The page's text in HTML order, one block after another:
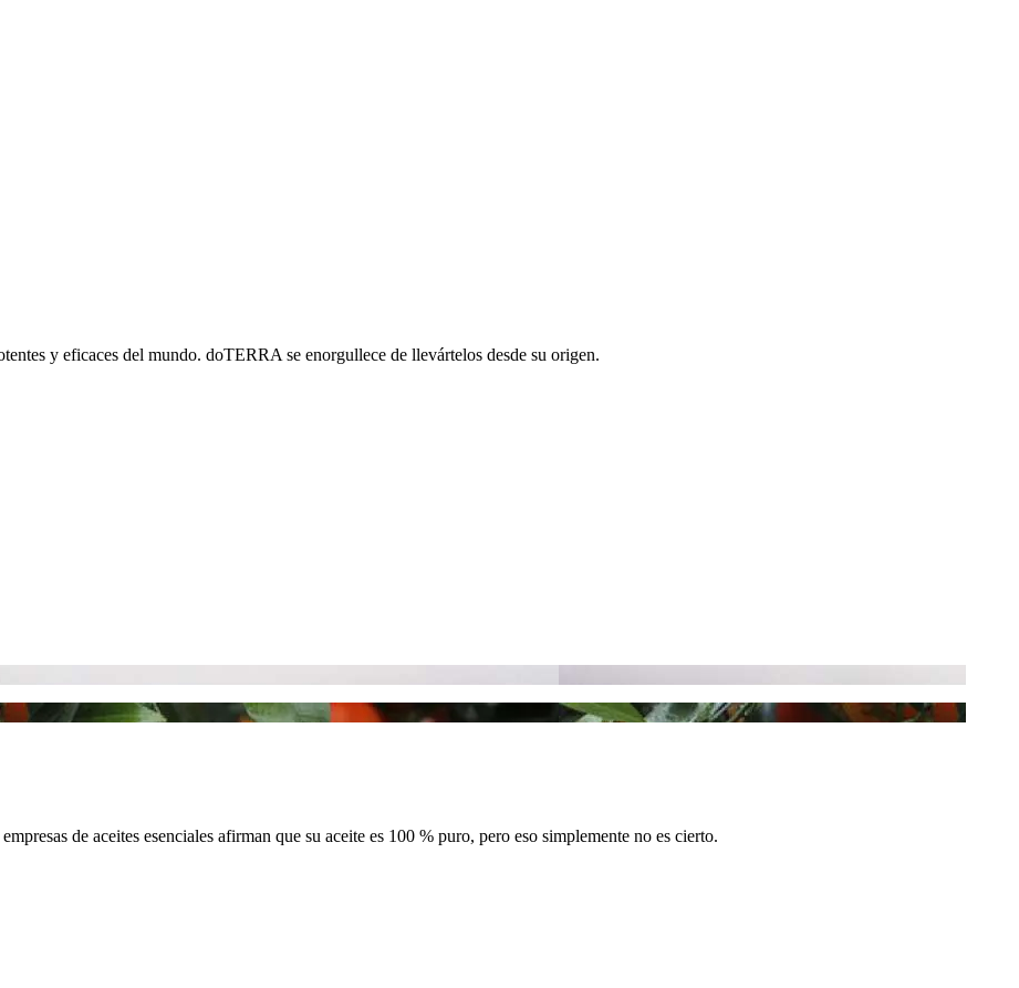
y eficaces del mundo. doTERRA se enorgullece de llevártelos desde su origen.
de aceites esenciales afirman que su aceite es 100 % puro, pero eso simplemente no es cierto.